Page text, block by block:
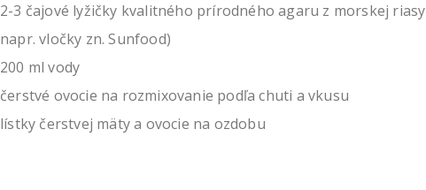
2-3 čajové lyžičky kvalitného prírodného agaru z morskej riasy
napr. vločky zn. Sunfood)
200 ml vody
čerstvé ovocie na rozmixovanie podľa chuti a vkusu
lístky čerstvej mäty a ovocie na ozdobu